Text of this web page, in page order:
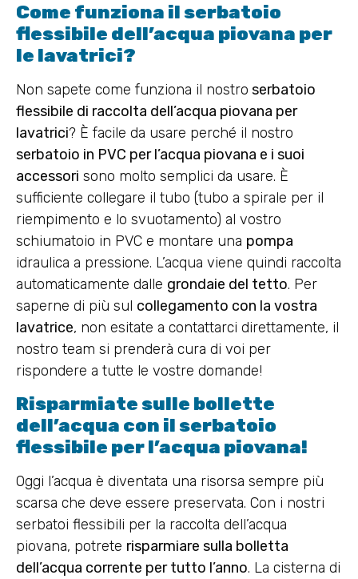
Come funziona il serbatoio
flessibile dell’acqua piovana per
le lavatrici?
Non sapete come funziona il nostro serbatoio
flessibile di raccolta dell’acqua piovana per
lavatrici? È facile da usare perché il nostro
serbatoio in PVC per l’acqua piovana e i suoi
accessori sono molto semplici da usare. È
sufficiente collegare il tubo (tubo a spirale per il
riempimento e lo svuotamento) al vostro
schiumatoio in PVC e montare una pompa
idraulica a pressione. L’acqua viene quindi raccolta
automaticamente dalle grondaie del tetto. Per
saperne di più sul collegamento con la vostra
lavatrice, non esitate a contattarci direttamente, il
nostro team si prenderà cura di voi per
rispondere a tutte le vostre domande!
Risparmiate sulle bollette
dell’acqua con il serbatoio
flessibile per l’acqua piovana!
Oggi l’acqua è diventata una risorsa sempre più
scarsa che deve essere preservata. Con i nostri
serbatoi flessibili per la raccolta dell’acqua
piovana, potrete risparmiare sulla bolletta
dell’acqua corrente per tutto l’anno. La cisterna di